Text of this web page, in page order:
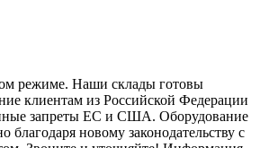
режиме. Наши склады готовы
клиентам из Российской Федерации
запреты ЕС и США. Оборудование
благодаря новому законодательству с